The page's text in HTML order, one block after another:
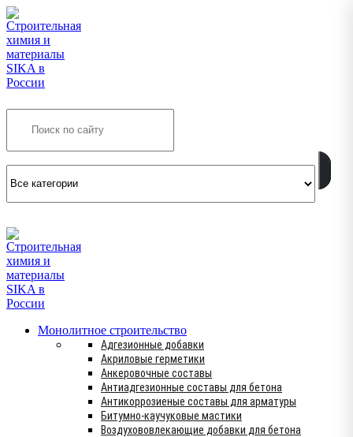
Монолитное строительство
Адгезионные добавки
Акриловые герметики
Анкеровочные составы
Антиадгезионные составы для бетона
Антикоррозиеные составы для арматуры
Битумно-каучуковые мастики
Воздухововлекающие добавки для бетона